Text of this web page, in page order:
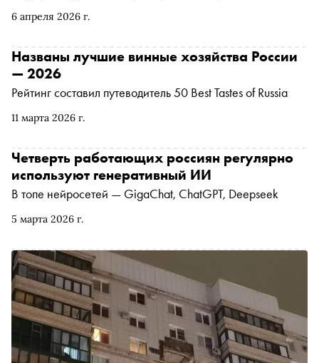
6 апреля 2026 г.
11 марта 2026 г.
Названы лучшие винные хозяйства России
— 2026
Рейтинг составил путеводитель 50 Best Tastes of Russia
5 марта 2026 г.
Четверть работающих россиян регулярно
используют генеративный ИИ
В топе нейросетей — GigaChat, ChatGPT, Deepseek